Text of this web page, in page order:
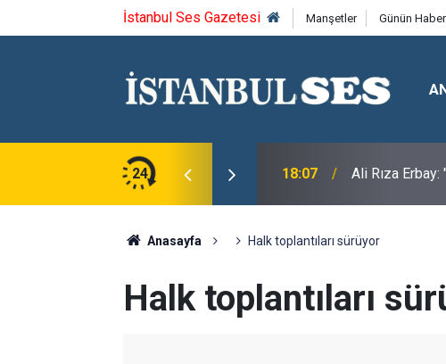
İstanbul Ses Gazetesi Manşetler Günün
24
Gurbetçilerin Sorunlarını Dinledi 18:07 Ali Rıza
Anasayfa Halk toplantıları sürüyor
Halk toplantıları